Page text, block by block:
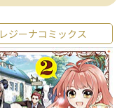
レジーナコミックス